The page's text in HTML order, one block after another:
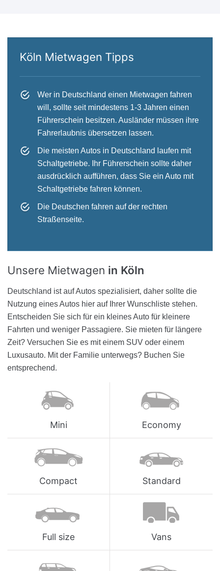
Köln Mietwagen Tipps
Wer in Deutschland einen Mietwagen fahren
will, sollte seit mindestens 1-3 Jahren einen
Führerschein besitzen. Ausländer müssen ihre
Fahrerlaubnis übersetzen lassen.
Die meisten Autos in Deutschland laufen mit
Schaltgetriebe. Ihr Führerschein sollte daher
ausdrücklich aufführen, dass Sie ein Auto mit
Schaltgetriebe fahren können.
Die Deutschen fahren auf der rechten
Straßenseite.
Unsere Mietwagen in Köln
Deutschland ist auf Autos spezialisiert, daher sollte die
Nutzung eines Autos hier auf Ihrer Wunschliste stehen.
Entscheiden Sie sich für ein kleines Auto für kleinere
Fahrten und weniger Passagiere. Sie mieten für längere
Zeit? Versuchen Sie es mit einem SUV oder einem
Luxusauto. Mit der Familie unterwegs? Buchen Sie
entsprechend.
Mini Economy
Compact Standard
Full size Vans